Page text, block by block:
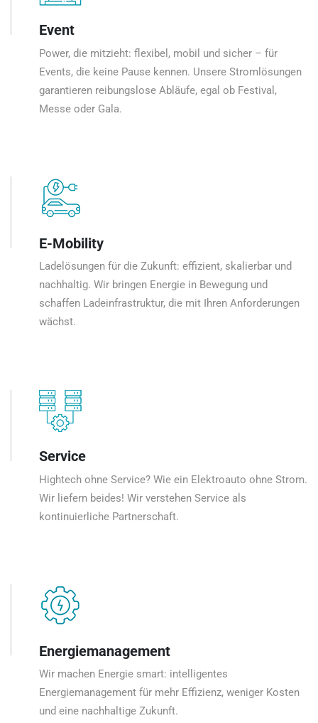
Event
Power, die mitzieht: flexibel, mobil und sicher – für
Events, die keine Pause kennen. Unsere Stromlösungen
garantieren reibungslose Abläufe, egal ob Festival,
Messe oder Gala.
E-Mobility
Ladelösungen für die Zukunft: effizient, skalierbar und
nachhaltig. Wir bringen Energie in Bewegung und
schaffen Ladeinfrastruktur, die mit Ihren Anforderungen
wächst.
Service
Hightech ohne Service? Wie ein Elektroauto ohne Strom.
Wir liefern beides! Wir verstehen Service als
kontinuierliche Partnerschaft.
Energiemanagement
Wir machen Energie smart: intelligentes
Energiemanagement für mehr Effizienz, weniger Kosten
und eine nachhaltige Zukunft.